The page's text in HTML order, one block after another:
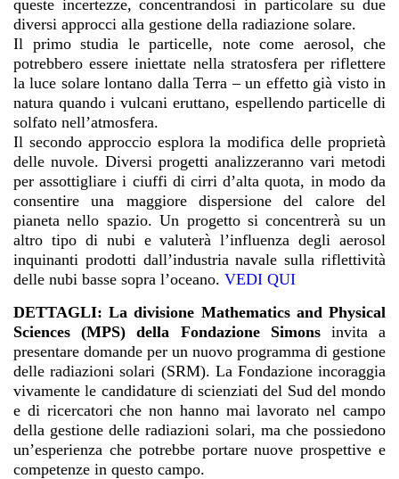
queste incertezze, concentrandosi in particolare su due
diversi approcci alla gestione della radiazione solare.
Il primo studia le particelle, note come aerosol, che
potrebbero essere iniettate nella stratosfera per riflettere
la luce solare lontano dalla Terra – un effetto già visto in
natura quando i vulcani eruttano, espellendo particelle di
solfato nell’atmosfera.
Il secondo approccio esplora la modifica delle proprietà
delle nuvole. Diversi progetti analizzeranno vari metodi
per assottigliare i ciuffi di cirri d’alta quota, in modo da
consentire una maggiore dispersione del calore del
pianeta nello spazio. Un progetto si concentrerà su un
altro tipo di nubi e valuterà l’influenza degli aerosol
inquinanti prodotti dall’industria navale sulla riflettività
delle nubi basse sopra l’oceano. VEDI QUI
DETTAGLI: La divisione Mathematics and Physical
Sciences (MPS) della Fondazione Simonsinvita a
presentare domande per un nuovo programma di gestione
delle radiazioni solari (SRM). La Fondazione incoraggia
vivamente le candidature di scienziati del Sud del mondo
e di ricercatori che non hanno mai lavorato nel campo
della gestione delle radiazioni solari, ma che possiedono
un’esperienza che potrebbe portare nuove prospettive e
competenze in questo campo.